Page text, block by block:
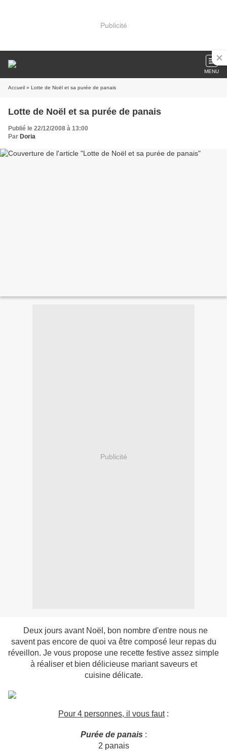
Publicité
MENU
Accueil » Lotte de Noël et sa purée de panais
Lotte de Noël et sa purée de panais
Publié le 22/12/2008 à 13:00
Par Doria
Publicité
Deux jours avant Noël, bon nombre d'entre nous ne
savent pas encore de quoi va être composé leur repas du
réveillon. Je vous propose une recette festive assez simple
à réaliser et bien délicieuse mariant saveurs et
cuisine délicate.
Pour 4 personnes, il vous faut:
Purée de panais :
2 panais